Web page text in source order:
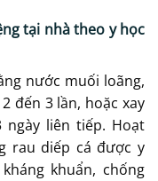
tại nhà theo y học
nước muối loãng,
đến 3 lần, hoặc xay
liên tiếp. Hoạt
rau diếp cá được y
khuẩn, chống